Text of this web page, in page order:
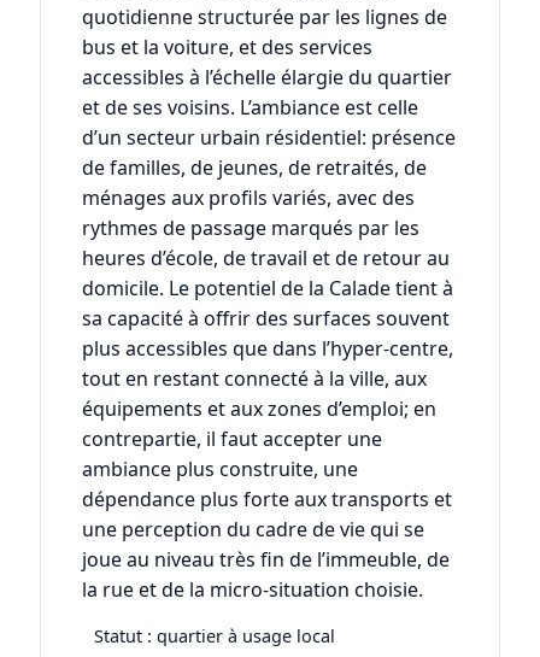
quotidienne structurée par les lignes de
bus et la voiture, et des services
accessibles à l’échelle élargie du quartier
et de ses voisins. L’ambiance est celle
d’un secteur urbain résidentiel: présence
de familles, de jeunes, de retraités, de
ménages aux profils variés, avec des
rythmes de passage marqués par les
heures d’école, de travail et de retour au
domicile. Le potentiel de la Calade tient à
sa capacité à offrir des surfaces souvent
plus accessibles que dans l’hyper-centre,
tout en restant connecté à la ville, aux
équipements et aux zones d’emploi; en
contrepartie, il faut accepter une
ambiance plus construite, une
dépendance plus forte aux transports et
une perception du cadre de vie qui se
joue au niveau très fin de l’immeuble, de
la rue et de la micro-situation choisie.
Statut : quartier à usage local